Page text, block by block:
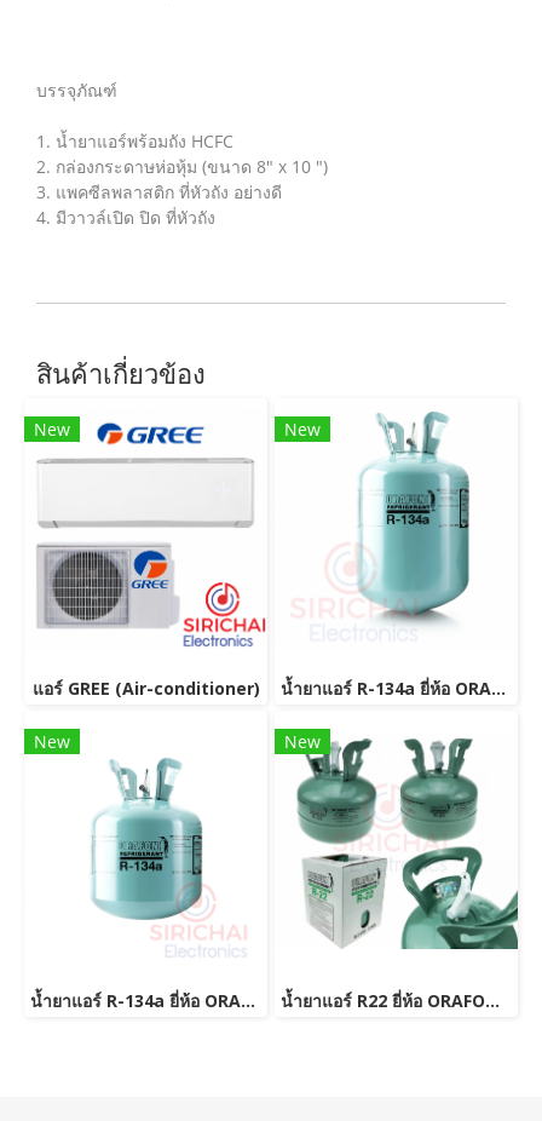
บรรจุภัณฑ์
1. น้ำยาแอร์พร้อมถัง HCFC
2. กล่องกระดาษห่อหุ้ม (ขนาด 8" x 10 ")
3. แพคซีลพลาสติก ที่หัวถัง อย่างดี
4. มีวาวล์เปิด ปิด ที่หัวถัง
สินค้าเกี่ยวข้อง
New
แอร์ GREE (Air-conditioner)
New
น้ำยาแอร์ R-134a ยี่ห้อ ORAFON (13.6 กิโลกรัม)
New
น้ำยาแอร์ R-134a ยี่ห้อ ORAFON (3 กิโลกรัม)
New
น้ำยาแอร์ R22 ยี่ห้อ ORAFON (3 กิโลกรัม)